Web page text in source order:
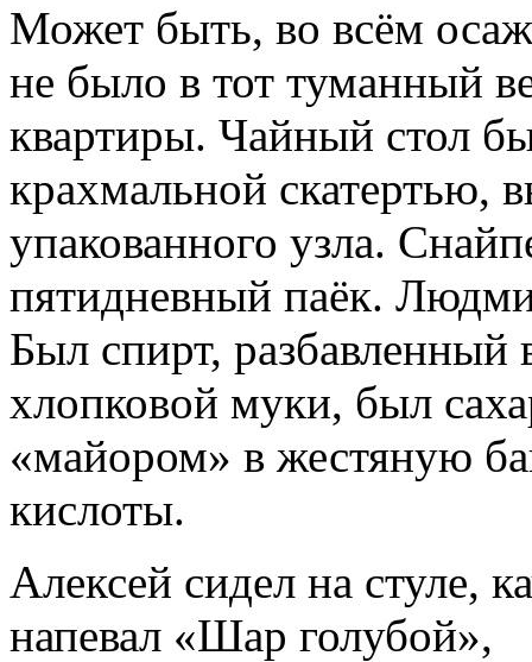
Может быть, во всём
не было в тот туманный
квартиры. Чайный стол
крахмальной скатертью,
упакованного узла.
пятидневный паёк.
Был спирт,
хлопковой муки, был
«майором» в жестяную
кислоты.
Алексей сидел на стуле,
напевал «Шар голубой»,